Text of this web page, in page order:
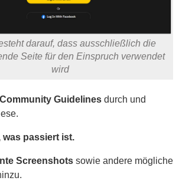
darauf, dass ausschließlich die
Seite für den Einspruch verwendet
wird
Guidelines durch und
was passiert ist.
Screenshots sowie andere mögliche